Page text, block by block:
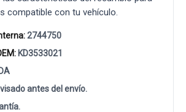
compatible con tu vehículo.
2744750
KD3533021
antes del envío.